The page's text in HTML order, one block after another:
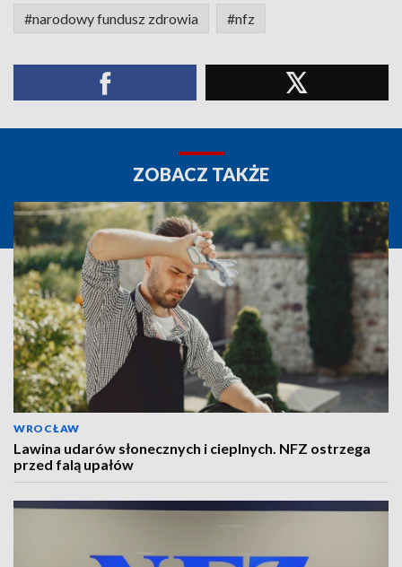
#narodowy fundusz zdrowia #nfz
ZOBACZ TAKŻE
WROCŁAW
Lawina udarów słonecznych i cieplnych. NFZ ostrzega
przed falą upałów